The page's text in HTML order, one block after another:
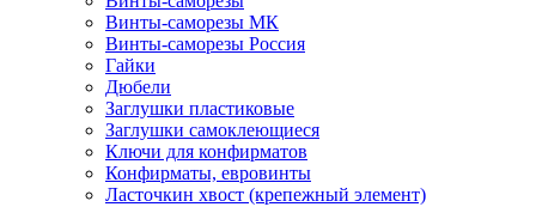
Винты-саморезы МК
Винты-саморезы Россия
Гайки
Дюбели
Заглушки пластиковые
Заглушки самоклеющиеся
Ключи для конфирматов
Конфирматы, евровинты
Ласточкин хвост (крепежный элемент)